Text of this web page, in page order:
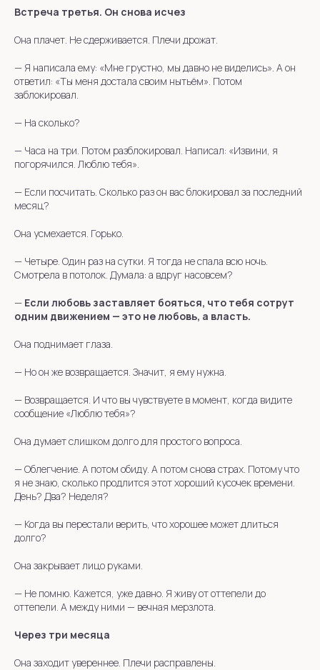
Встреча третья. Он снова исчез
Она плачет. Не сдерживается. Плечи дрожат.
— Я написала ему: «Мне грустно, мы давно не виделись». А он
ответил: «Ты меня достала своим нытьём». Потом
заблокировал.
— На сколько?
— Часа на три. Потом разблокировал. Написал: «Извини, я
погорячился. Люблю тебя».
— Если посчитать. Сколько раз он вас блокировал за последний
месяц?
Она усмехается. Горько.
— Четыре. Один раз на сутки. Я тогда не спала всю ночь.
Смотрела в потолок. Думала: а вдруг насовсем?
— Если любовь заставляет бояться, что тебя сотрут
одним движением — это не любовь, а власть.
Она поднимает глаза.
— Но он же возвращается. Значит, я ему нужна.
— Возвращается. И что вы чувствуете в момент, когда видите
сообщение «Люблю тебя»?
Она думает слишком долго для простого вопроса.
— Облегчение. А потом обиду. А потом снова страх. Потому что
я не знаю, сколько продлится этот хороший кусочек времени.
День? Два? Неделя?
— Когда вы перестали верить, что хорошее может длиться
долго?
Она закрывает лицо руками.
— Не помню. Кажется, уже давно. Я живу от оттепели до
оттепели. А между ними — вечная мерзлота.
Через три месяца
Она заходит увереннее. Плечи расправлены.